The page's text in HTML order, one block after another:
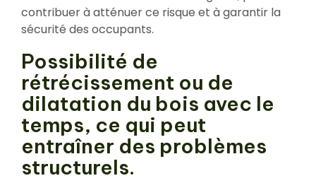
contribuer à atténuer ce risque et à garantir la
sécurité des occupants.
Possibilité de
rétrécissement ou de
dilatation du bois avec le
temps, ce qui peut
entraîner des problèmes
structurels.